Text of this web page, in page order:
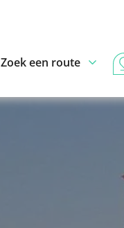
Zoek een route